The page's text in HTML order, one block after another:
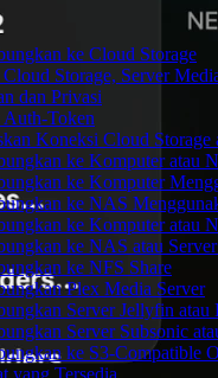
ke Cloud Storage
Storage, Server
dan Privasi
Token
Koneksi Cloud
ke Komputer atau
ke Komputer
ke NAS
ke Komputer atau
ke NAS atau
ke NFS Share
Plex Media Server
Server Jellyfin atau
Server Subsonic
ke S3-Compatible
yang Tersedia